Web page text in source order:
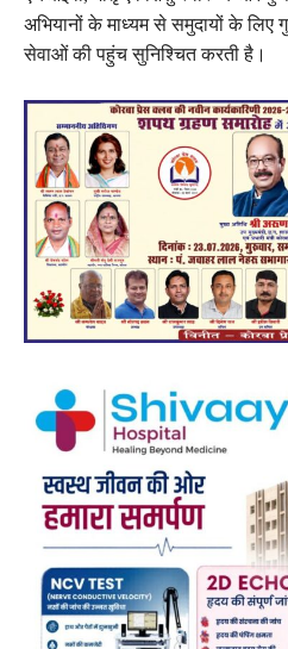
अभियानों के माध्यम से समुदायों के लिए
सेवाओं की पहुंच सुनिश्चित करती है।